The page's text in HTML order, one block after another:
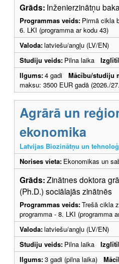
Grāds: Inženierzinātņu
Programmas veids: Pirmā cikla
6. LKI (programma ar kodu 43)
Valoda:latviešu/angļu (LV/EN)
Studiju veids: Pilna laika
Ilgums:4 gadi Mācību/studiju
maksu: 3500 EUR gadā (2026./
Agrārā un
ekonomika
Latvijas Biozinātņu un
Norises vieta: Ekonomikas un
Grāds:Zinātnes doktora
(Ph.D.) sociālajās zinātnēs
Programmas veids:Trešā cikla
programma - 8. LKI (programma
Valoda:latviešu/angļu (LV/EN)
Studiju veids: Pilna laika
Ilgums:3 gadi (pilna laika)